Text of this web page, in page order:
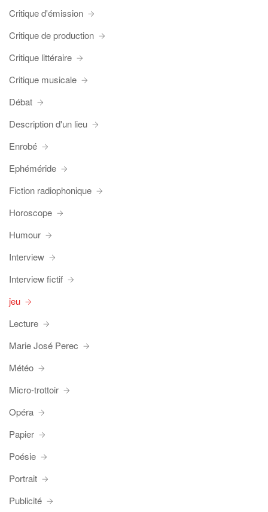
Critique d'émission
Critique de production
Critique littéraire
Critique musicale
Débat
Description d'un lieu
Enrobé
Ephéméride
Fiction radiophonique
Horoscope
Humour
Interview
Interview fictif
jeu
Lecture
Marie José Perec
Météo
Micro-trottoir
Opéra
Papier
Poésie
Portrait
Publicité